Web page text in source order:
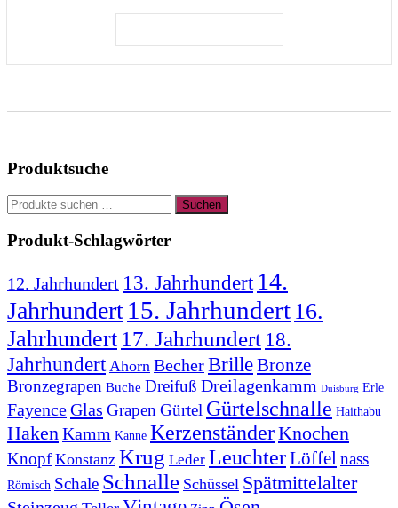
Produktsuche
Suchen
nach:
Suchen
Produkt-Schlagwörter
12. Jahrhundert 13. Jahrhundert 14.
Jahrhundert15. Jahrhundert 16.
Jahrhundert 17. Jahrhundert 18.
Jahrhundert Ahorn BecherBrilleBronze
Bronzegrapen Buche Dreifuß Dreilagenkamm Duisburg Erle
FayenceGlas Grapen Gürtel Gürtelschnalle Haithabu
Haken Kamm Kanne KerzenständerKnochen
Knopf Konstanz Krug Leder LeuchterLöffel nass
Römisch Schale Schnalle Schüssel Spätmittelalter